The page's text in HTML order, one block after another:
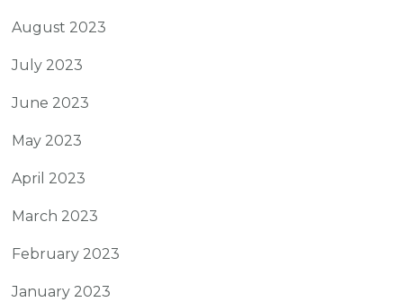
August 2023
July 2023
June 2023
May 2023
April 2023
March 2023
February 2023
January 2023